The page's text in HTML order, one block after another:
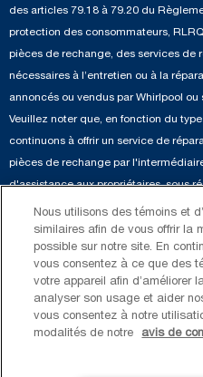
Retours et échanges
Accessibilité
Résidents du Québec
Whirlpool et Corporation
Whirlpool au Canada
des articles 79.18 à 79.20 du
protection des consommateurs,
pièces de rechange, des services de
nécessaires à l’entretien ou à la
annoncés ou vendus par Whirlpool ou
Veuillez noter que, en fonction du
continuons à offrir un service de
pièces de rechange par
d'assistance aux propriétaires, sous
limitée du fabricant. Pour plus
de nos différentes marques sous la
appeler le 1-800-807-6777. Pour
Ce marchand en ligne est situé au
(Ontario) L5N 0B7. ®/TM © 2026
Nous utilisons des témoins et
similaires afin de vous offrir la
possible sur notre site. En
vous consentez à ce que des
votre appareil afin d’améliorer
analyser son usage et aider
vous consentez à notre
modalités de notre
avis de